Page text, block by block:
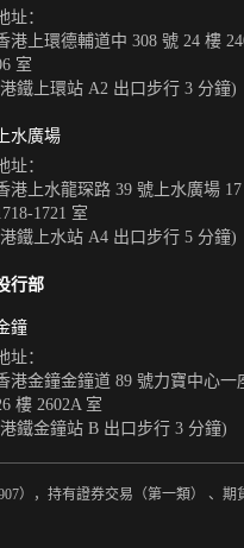
址：
港上環德輔道中 308 號 24 樓
室
鐵上環站 A2 出口步行 3 分鐘)
上水廣場
址：
港上水龍琛路 39 號上水廣場
1721 室
鐵上水站 A4 出口步行 5 分鐘)
行部
鐘
址：
港金鐘金鐘道 89 號力寶中心一
樓 2602A 室
鐵金鐘站 B 出口步行 3 分鐘)
），持有證券交易（第一類） 、